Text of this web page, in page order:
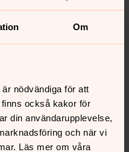
Om
nödvändiga för att
också kakor för
din användarupplevelse,
och när vi
Läs mer om våra
alla goda krafter
hemma hos Gud för alltid
Här finns möjlighet att
Här finns plats för
ett större sammanhang.